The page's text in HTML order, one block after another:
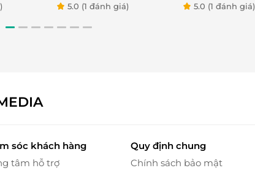
bằng xe bus - Vé Trẻ em
5.0 (1 đánh giá)
lớn5.0 (1 đánh giá)
sóc khách hàng
tâm hỗ trợ
Quy định chung
Chính sách bảo mật